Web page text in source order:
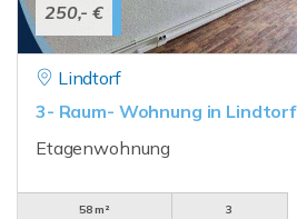
250,- €
Lindtorf
3- Raum- Wohnung in Lindtorf
Etagenwohnung
58 m²
3